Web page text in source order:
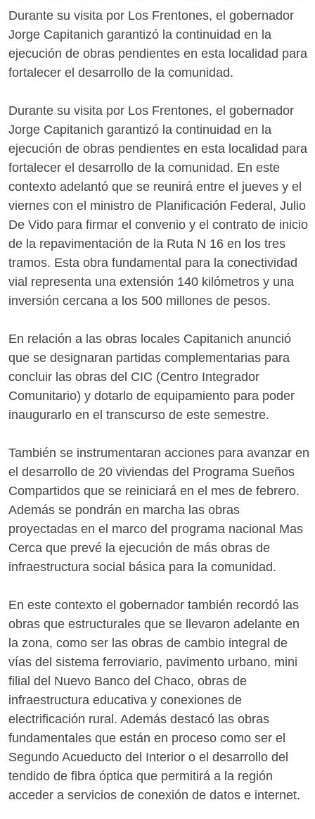
Durante su visita por Los Frentones, el gobernador
Jorge Capitanich garantizó la continuidad en la
ejecución de obras pendientes en esta localidad para
fortalecer el desarrollo de la comunidad.
Durante su visita por Los Frentones, el gobernador
Jorge Capitanich garantizó la continuidad en la
ejecución de obras pendientes en esta localidad para
fortalecer el desarrollo de la comunidad. En este
contexto adelantó que se reunirá entre el jueves y el
viernes con el ministro de Planificación Federal, Julio
De Vido para firmar el convenio y el contrato de inicio
de la repavimentación de la Ruta N 16 en los tres
tramos. Esta obra fundamental para la conectividad
vial representa una extensión 140 kilómetros y una
inversión cercana a los 500 millones de pesos.
En relación a las obras locales Capitanich anunció
que se designaran partidas complementarias para
concluir las obras del CIC (Centro Integrador
Comunitario) y dotarlo de equipamiento para poder
inaugurarlo en el transcurso de este semestre.
También se instrumentaran acciones para avanzar en
el desarrollo de 20 viviendas del Programa Sueños
Compartidos que se reiniciará en el mes de febrero.
Además se pondrán en marcha las obras
proyectadas en el marco del programa nacional Mas
Cerca que prevé la ejecución de más obras de
infraestructura social básica para la comunidad.
En este contexto el gobernador también recordó las
obras que estructurales que se llevaron adelante en
la zona, como ser las obras de cambio integral de
vías del sistema ferroviario, pavimento urbano, mini
filial del Nuevo Banco del Chaco, obras de
infraestructura educativa y conexiones de
electrificación rural. Además destacó las obras
fundamentales que están en proceso como ser el
Segundo Acueducto del Interior o el desarrollo del
tendido de fibra óptica que permitirá a la región
acceder a servicios de conexión de datos e internet.